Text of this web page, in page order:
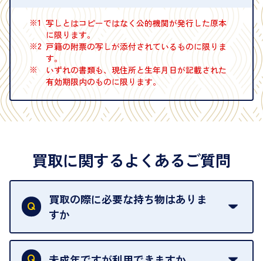
※1 写しとはコピーではなく公的機関が発行した原本
に限ります。
※2 戸籍の附票の写しが添付されているものに限りま
す。
※
いずれの書類も、現住所と生年月日が記載された
有効期限内のものに限ります。
買取に関するよくあるご質問
買取の際に必要な持ち物はありま
すか
本人確認書類をご用意ください。ご利用になれる書
類はこちらをご確認ください。